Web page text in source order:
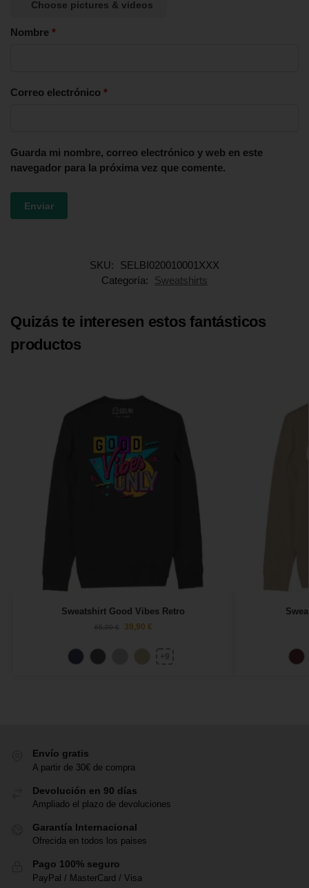
Choose pictures & videos
Nombre *
Correo electrónico *
Guarda mi nombre, correo electrónico y web en este
navegador para la próxima vez que comente.
SKU:
SELBI020010001XXX
Categoría:
Sweatshirts
Quizás te interesen estos fantásticos
productos
Sweatshirt Good Vibes Retro
65,00€ 39,90 €
Envío gratis
A partir de 30€ de compra
Devolución en 90 días
Ampliado el plazo de devoluciones
Garantía Internacional
Ofrecida en todos los paises
Pago 100% seguro
PayPal / MasterCard / Visa